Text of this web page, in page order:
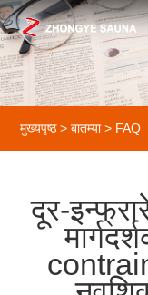
मुख्यपृष्ठ > बातम्या> FAQ
दूर-